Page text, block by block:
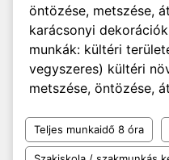
öntözése, metszése,
karácsonyi
munkák: kültéri
vegyszeres) kültéri
metszése, öntözése,
Teljes munkaidő 8 óra